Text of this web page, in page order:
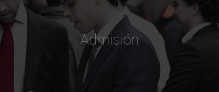
Admisión